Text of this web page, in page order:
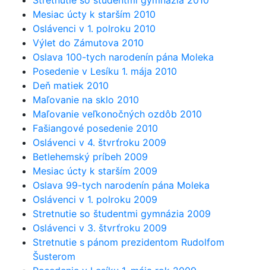
Mesiac úcty k starším 2010
Oslávenci v 1. polroku 2010
Výlet do Zámutova 2010
Oslava 100-tych narodenín pána Moleka
Posedenie v Lesíku 1. mája 2010
Deň matiek 2010
Maľovanie na sklo 2010
Maľovanie veľkonočných ozdôb 2010
Fašiangové posedenie 2010
Oslávenci v 4. štvrťroku 2009
Betlehemský príbeh 2009
Mesiac úcty k starším 2009
Oslava 99-tych narodenín pána Moleka
Oslávenci v 1. polroku 2009
Stretnutie so študentmi gymnázia 2009
Oslávenci v 3. štvrťroku 2009
Stretnutie s pánom prezidentom Rudolfom
Šusterom